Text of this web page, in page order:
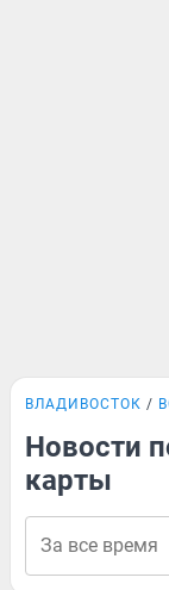
ВЛАДИВОСТОК
Новости
карты